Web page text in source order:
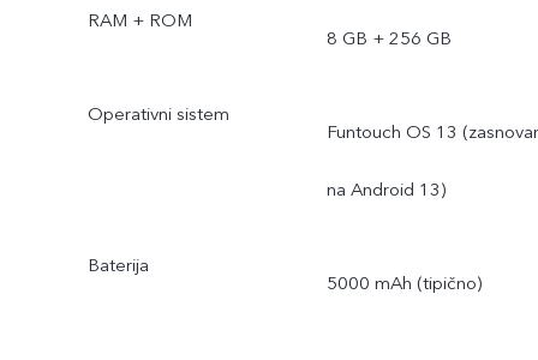
RAM + ROM
8 GB + 256 GB
Operativni sistem
Funtouch OS 13
na Android 13)
Baterija
5000 mAh (tipično)